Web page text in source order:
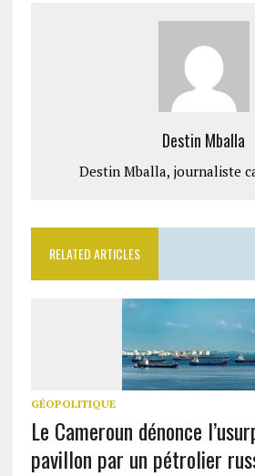
Destin Mballa
Destin Mballa, journaliste
RELATED ARTICLES
GÉOPOLITIQUE
Le Cameroun dénonce
pavillon par un pétrolier